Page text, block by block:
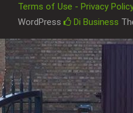
Terms of Use - Privacy
WordPress
Di Business